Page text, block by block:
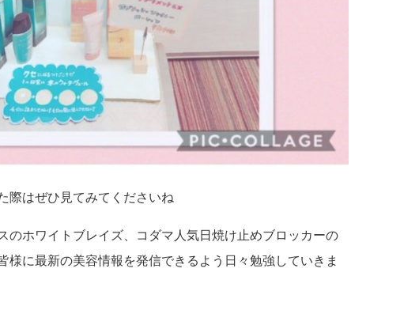
際はぜひ見てみてくださいね
のホワイトブレイズ、コダマ人気日焼け止めブロッカーの
様に最新の美容情報を発信できるよう日々勉強していきま